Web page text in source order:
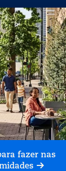
fazer nas